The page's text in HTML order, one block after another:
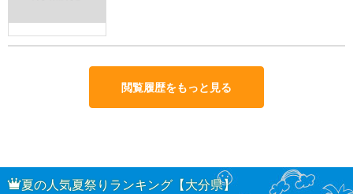
閲覧履歴をもっと見る
夏の人気夏祭りランキング【大分県】